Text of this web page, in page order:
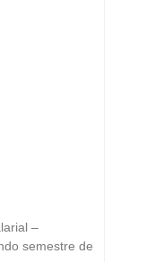
–
semestre de